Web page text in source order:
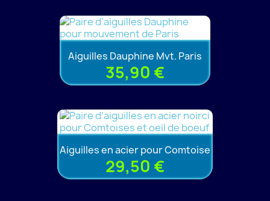
Aiguilles Dauphine Mvt. Paris
35,90 €
Aiguilles en acier pour Comtoise
29,50 €